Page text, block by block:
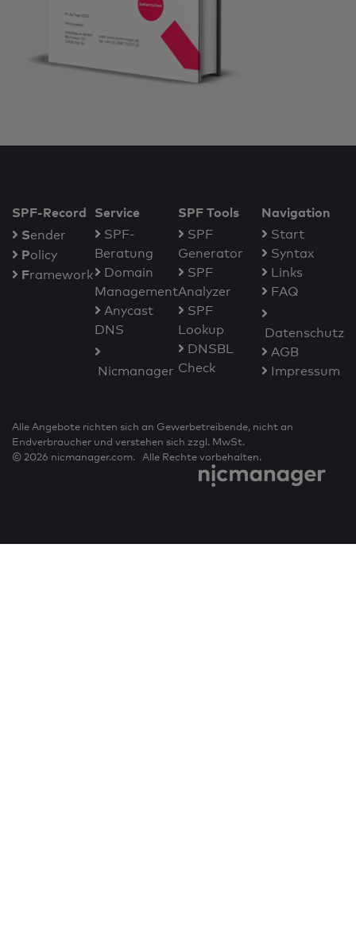
SPF-Record
Sender
Policy
Framework
Service
SPF-
Beratung
Domain
Management
Anycast
DNS
Nicmanager
SPF Tools
SPF
Generator
SPF
Analyzer
SPF
Lookup
DNSBL
Check
Navigation
Start
Syntax
Links
FAQ
Datenschutz
AGB
Impressum
Alle Angebote richten sich an Gewerbetreibende, nicht an
Endverbraucher und verstehen sich zzgl. MwSt.
© 2026 nicmanager.com. Alle Rechte vorbehalten.